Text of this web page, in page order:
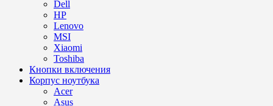
Dell
HP
Lenovo
MSI
Xiaomi
Toshiba
Кнопки включения
Корпус ноутбука
Acer
Asus